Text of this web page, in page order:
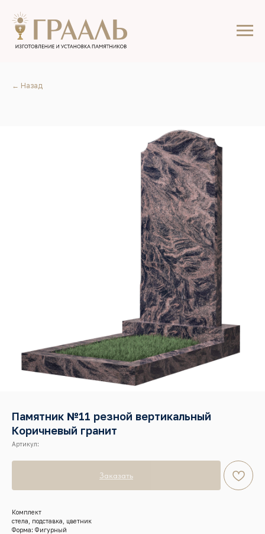
← Назад
Памятник №11 резной вертикальный
Коричневый гранит
Артикул:
Заказать
Комплект
стела, подставка, цветник
Форма: Фигурный